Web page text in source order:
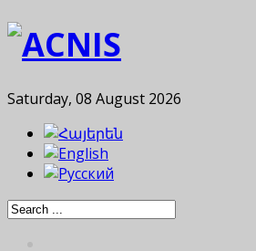
Saturday, 08 August 2026